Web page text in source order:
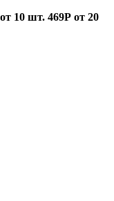
от 10 шт. 469Р от 20